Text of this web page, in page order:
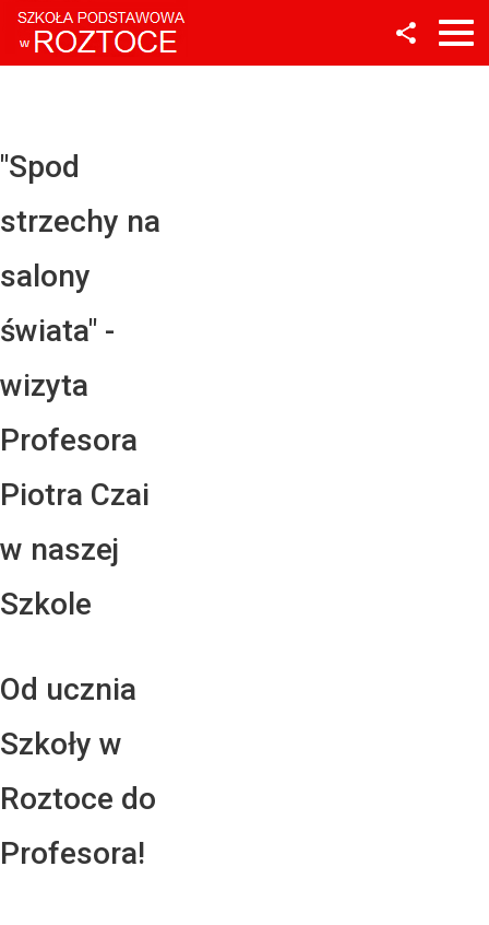
"Spod
strzechy na
salony
świata" -
wizyta
Profesora
Piotra Czai
w naszej
Szkole
Od ucznia
Szkoły w
Roztoce do
Profesora!